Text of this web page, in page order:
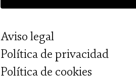
Aviso legal
Política de privacidad
Política de cookies